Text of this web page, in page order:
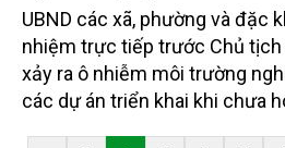
UBND các xã, phường và đặc
nhiệm trực tiếp trước Chủ tịch
xảy ra ô nhiễm môi trường
các dự án triển khai khi chưa